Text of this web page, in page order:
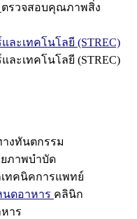
ตรวจสอบคุณภาพสิ่ง
ละเทคโนโลยี (STREC)
ละเทคโนโลยี (STREC)
งทันตกรรม
ภาพบำบัด
ทคนิคการแพทย์
ดอาหาร คลินิก
าร